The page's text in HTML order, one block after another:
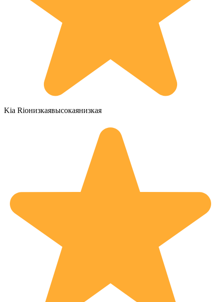
Kia Rioнизкаявысокаянизкая